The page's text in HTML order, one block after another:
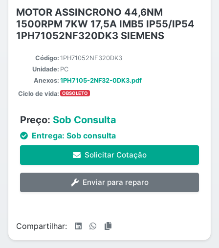
MOTOR ASSINCRONO 44,6NM
1500RPM 7KW 17,5A IMB5 IP55/IP54
1PH71052NF320DK3 SIEMENS
Código: 1PH71052NF320DK3
Unidade: PC
Anexos: 1PH7105-2NF32-0DK3.pdf
Ciclo de vida:
OBSOLETO
Preço: Sob Consulta
Entrega: Sob consulta
Solicitar Cotação
Enviar para reparo
Compartilhar: